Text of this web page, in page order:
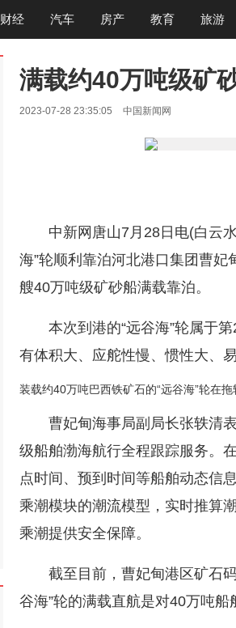
财经 汽车 房产 教育 旅游
满载约40万吨级矿
2023-07-28 23:35:05 中国新闻网
中新网唐山7月28日电(白云
海”轮顺利靠泊河北港口集团曹妃
艘40万吨级矿砂船满载靠泊。
本次到港的“远谷海”轮属于
有体积大、应舵性慢、惯性大、
装载约40万吨巴西铁矿石的“远谷海”轮在
曹妃甸海事局副局长张轶清
级船舶渤海航行全程跟踪服务。
点时间、预到时间等船舶动态信
乘潮模块的潮流模型，实时推算
乘潮提供安全保障。
截至目前，曹妃甸港区矿石
谷海”轮的满载直航是对40万吨船